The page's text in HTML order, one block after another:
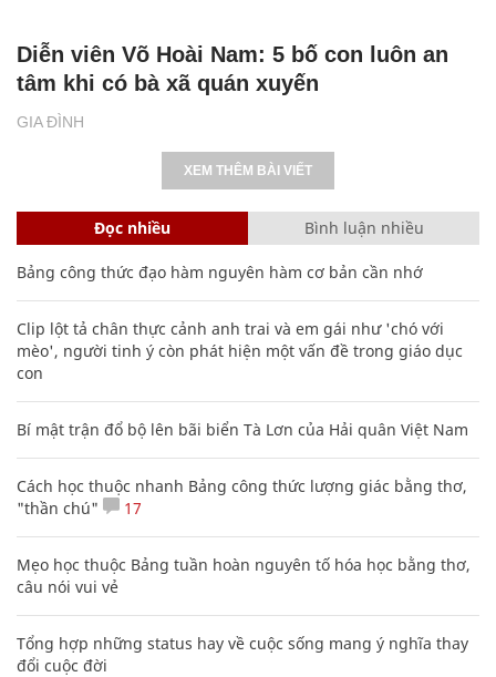
GIA ĐÌNH
Diễn viên Võ Hoài Nam: 5 bố con luôn an
tâm khi có bà xã quán xuyến
XEM THÊM BÀI VIẾT
Đọc nhiều Bình luận nhiều
Bảng công thức đạo hàm nguyên hàm cơ bản cần nhớ
Clip lột tả chân thực cảnh anh trai và em gái như 'chó với
mèo', người tinh ý còn phát hiện một vấn đề trong giáo dục
con
Bí mật trận đổ bộ lên bãi biển Tà Lơn của Hải quân Việt Nam
Cách học thuộc nhanh Bảng công thức lượng giác bằng thơ,
"thần chú"
17
Mẹo học thuộc Bảng tuần hoàn nguyên tố hóa học bằng thơ,
câu nói vui vẻ
Tổng hợp những status hay về cuộc sống mang ý nghĩa thay
đổi cuộc đời